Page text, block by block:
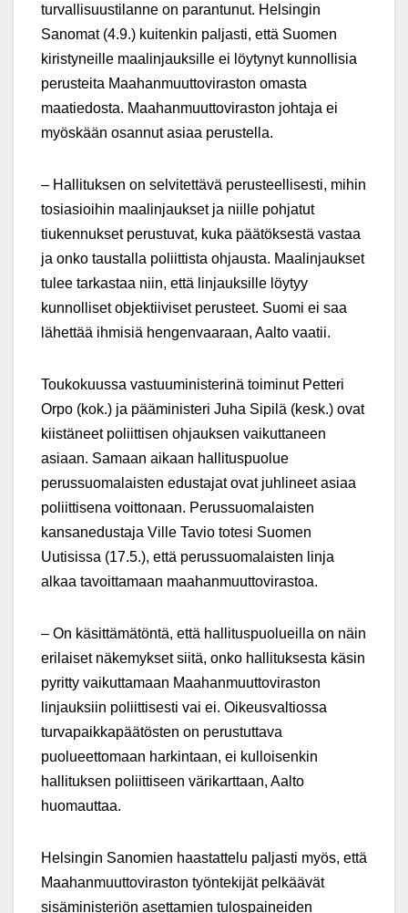
turvallisuustilanne on parantunut. Helsingin
Sanomat (4.9.) kuitenkin paljasti, että Suomen
kiristyneille maalinjauksille ei löytynyt kunnollisia
perusteita Maahanmuuttoviraston omasta
maatiedosta. Maahanmuuttoviraston johtaja ei
myöskään osannut asiaa perustella.
– Hallituksen on selvitettävä perusteellisesti, mihin
tosiasioihin maalinjaukset ja niille pohjatut
tiukennukset perustuvat, kuka päätöksestä vastaa
ja onko taustalla poliittista ohjausta. Maalinjaukset
tulee tarkastaa niin, että linjauksille löytyy
kunnolliset objektiiviset perusteet. Suomi ei saa
lähettää ihmisiä hengenvaaraan, Aalto vaatii.
Toukokuussa vastuuministerinä toiminut Petteri
Orpo (kok.) ja pääministeri Juha Sipilä (kesk.) ovat
kiistäneet poliittisen ohjauksen vaikuttaneen
asiaan. Samaan aikaan hallituspuolue
perussuomalaisten edustajat ovat juhlineet asiaa
poliittisena voittonaan. Perussuomalaisten
kansanedustaja Ville Tavio totesi Suomen
Uutisissa (17.5.), että perussuomalaisten linja
alkaa tavoittamaan maahanmuuttovirastoa.
– On käsittämätöntä, että hallituspuolueilla on näin
erilaiset näkemykset siitä, onko hallituksesta käsin
pyritty vaikuttamaan Maahanmuuttoviraston
linjauksiin poliittisesti vai ei. Oikeusvaltiossa
turvapaikkapäätösten on perustuttava
puolueettomaan harkintaan, ei kulloisenkin
hallituksen poliittiseen värikarttaan, Aalto
huomauttaa.
Helsingin Sanomien haastattelu paljasti myös, että
Maahanmuuttoviraston työntekijät pelkäävät
sisäministeriön asettamien tulospaineiden